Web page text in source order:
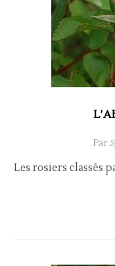
Par
Les rosiers classés